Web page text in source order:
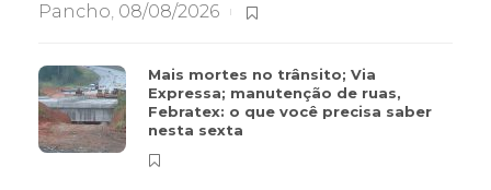
Pancho, 08/08/2026
Mais mortes no trânsito; Via
Expressa; manutenção de ruas,
Febratex: o que você precisa saber
nesta sexta